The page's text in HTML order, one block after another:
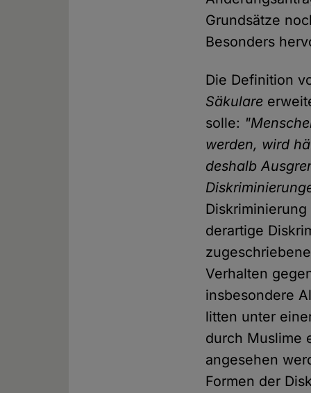
Grundsätze
Besonders
Die Definition
Säkulare
solle:
werden, wird
deshalb
derartige
Verhalten
insbesondere
litten unter
durch Muslime
angesehen
Formen der